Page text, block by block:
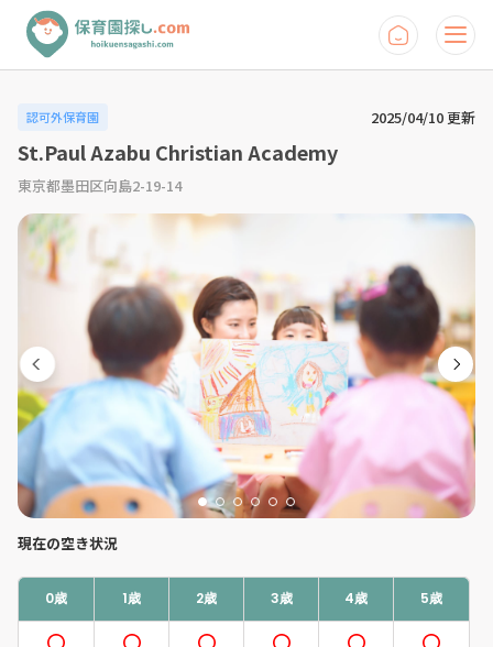
認可外保育園 2025/04/10 更新
St.Paul Azabu Christian Academy
東京都墨田区向島2-19-14
現在の空き状況
0歳 1歳 2歳 3歳 4歳 5歳